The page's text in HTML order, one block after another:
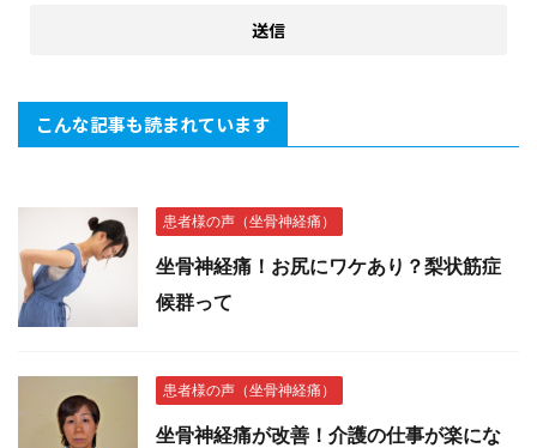
こんな記事も読まれています
患者様の声（坐骨神経痛）
坐骨神経痛！お尻にワケあり？梨状筋症
候群って
患者様の声（坐骨神経痛）
坐骨神経痛が改善！介護の仕事が楽にな